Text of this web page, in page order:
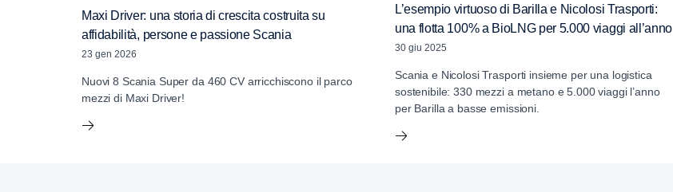
Maxi Driver: una storia di crescita costruita su
affidabilità, persone e passione Scania
23 gen 2026
Nuovi 8 Scania Super da 460 CV arricchiscono il parco
mezzi di Maxi Driver!
L’esempio virtuoso di Barilla e Nicolosi Trasporti:
una flotta 100% a BioLNG per 5.000 viaggi all’anno
30 giu 2025
Scania e Nicolosi Trasporti insieme per una logistica
sostenibile: 330 mezzi a metano e 5.000 viaggi l’anno
per Barilla a basse emissioni.